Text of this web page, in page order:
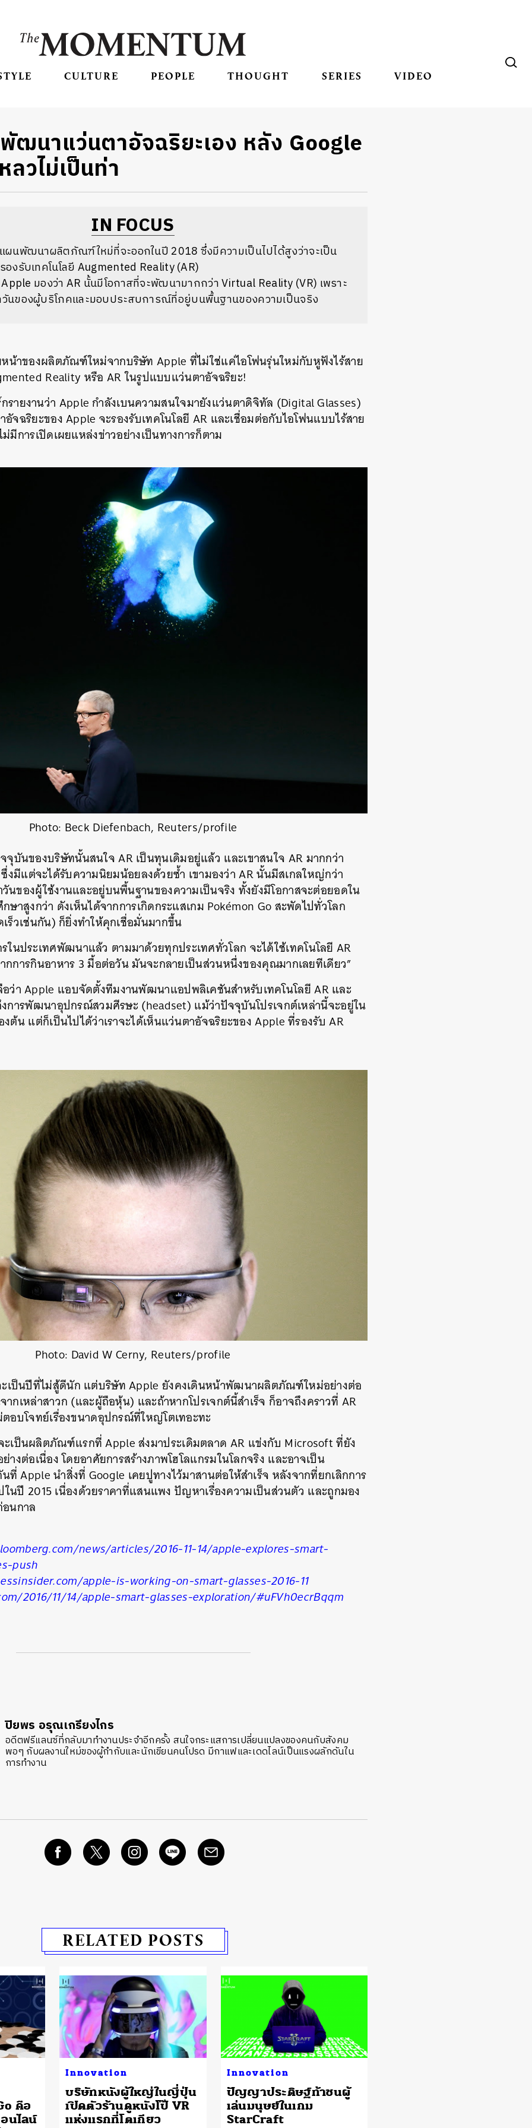
CULTURE PEOPLE THOUGHT SERIES VIDEO
ฒนาแว่นตาอัจฉริยะเอง หลัง Google
วไม่เป็นท่า
IN FOCUS
ผนพัฒนาผลิตภัณฑ์ใหม่ที่จะออกในปี 2018 ซึ่งมีความเป็นไปได้สูงว่าจะเป็น
งรับเทคโนโลยี Augmented Reality (AR)
มองว่า AR นั้นมีโอกาสที่จะพัฒนามากกว่า Virtual Reality (VR) เพราะ
วันของผู้บริโภคและมอบประสบการณ์ที่อยู่บนพื้นฐานของความเป็นจริง
หน้าของผลิตภัณฑ์ใหม่จากบริษัท Apple ที่ไม่ใช่แค่ไอโฟนรุ่นใหม่กับหูฟังไร้สาย
Reality หรือ AR ในรูปแบบแว่นตาอัจฉริยะ!
รายงานว่า Apple กำลังเบนความสนใจมายังแว่นตาดิจิทัล (Digital Glasses)
จฉริยะของ Apple จะรองรับเทคโนโลยี AR และเชื่อมต่อกับไอโฟนแบบไร้สาย
มีการเปิดเผยแหล่งข่าวอย่างเป็นทางการก็ตาม
Photo: Beck Diefenbach, Reuters/profile
บันของบริษัทนั้นสนใจ AR เป็นทุนเดิมอยู่แล้ว และเขาสนใจ AR มากกว่า
งมีแต่จะได้รับความนิยมน้อยลงด้วยซ้ำ เขามองว่า AR นั้นมีสเกลใหญ่กว่า
วันของผู้ใช้งานและอยู่บนพื้นฐานของความเป็นจริง ทั้งยังมีโอกาสจะต่อยอดใน
ษาสูงกว่า ดังเห็นได้จากการเกิดกระแสเกม Pokémon Go สะพัดไปทั่วโลก
ร็วเช่นกัน) ก็ยิ่งทำให้คุกเชื่อมั่นมากขึ้น
ในประเทศพัฒนาแล้ว ตามมาด้วยทุกประเทศทั่วโลก จะได้ใช้เทคโนโลยี AR
การกินอาหาร 3 มื้อต่อวัน มันจะกลายเป็นส่วนหนึ่งของคุณมากเลยทีเดียว”
ว่า Apple แอบจัดตั้งทีมงานพัฒนาแอปพลิเคชันสำหรับเทคโนโลยี AR และ
การพัฒนาอุปกรณ์สวมศีรษะ (headset) แม้ว่าปัจจุบันโปรเจกต์เหล่านี้จะอยู่ใน
ต้น แต่ก็เป็นไปได้ว่าเราจะได้เห็นแว่นตาอัจฉริยะของ Apple ที่รองรับ AR
Photo: David W Cerny, Reuters/profile
ะเป็นปีที่ไม่สู้ดีนัก แต่บริษัท Apple ยังคงเดินหน้าพัฒนาผลิตภัณฑ์ใหม่อย่างต่อ
กเหล่าสาวก (และผู้ถือหุ้น) และถ้าหากโปรเจกต์นี้สำเร็จ ก็อาจถึงคราวที่ AR
อบโจทย์เรื่องขนาดอุปกรณ์ที่ใหญ่โตเทอะทะ
เป็นผลิตภัณฑ์แรกที่ Apple ส่งมาประเดิมตลาด AR แข่งกับ Microsoft ที่ยัง
งต่อเนื่อง โดยอาศัยการสร้างภาพโฮโลแกรมในโลกจริง และอาจเป็น
Apple นำสิ่งที่ Google เคยปูทางไว้มาสานต่อให้สำเร็จ หลังจากที่ยกเลิกการ
ในปี 2015 เนื่องด้วยราคาที่แสนแพง ปัญหาเรื่องความเป็นส่วนตัว และถูกมอง
นกาล
news/articles/2016-11-14/apple-explores-smart-
push
apple-is-working-on-smart-glasses-2016-11
2016/11/14/apple-smart-glasses-exploration/#uFVh0ecrBqqm
ปิยพร อรุณเกรียงไกร
อดีตฟรีแลนซ์ที่กลับมาทำงานประจำอีกครั้ง สนใจกระแสการเปลี่ยนแปลงของคนกับสังคม
พอๆ กับผลงานใหม่ของผู้กำกับและนักเขียนคนโปรด มีกาแฟและเดดไลน์เป็นแรงผลักดันใน
การทำงาน
RELATED POSTS
คือ
นไลน์
Innovation
บริษัทหนังผู้ใหญ่ในญี่ปุ่น
เปิดตัวร้านดูหนังโป๊ VR
แห่งแรกที่โตเกียว
Innovation
ปัญญาประดิษฐ์ท้าชนผู้
เล่นมนุษย์ในเกม
StarCraft
า
SHARE TWEET LINE EMAIL